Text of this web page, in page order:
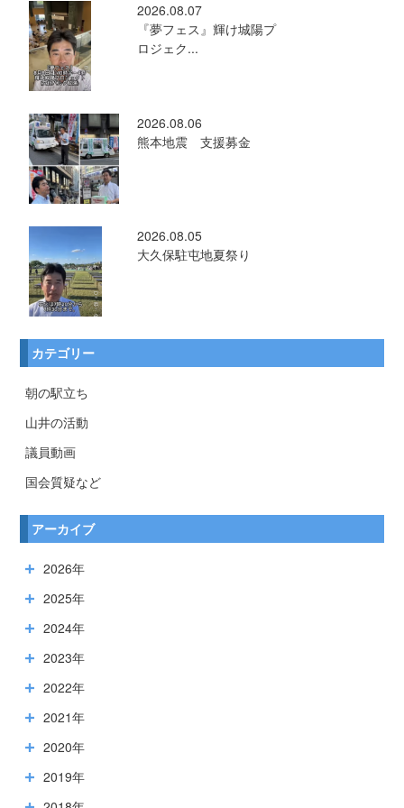
2026.08.07
『夢フェス』輝け城陽プ
ロジェク...
2026.08.06
熊本地震 支援募金
2026.08.05
大久保駐屯地夏祭り
カテゴリー
朝の駅立ち
山井の活動
議員動画
国会質疑など
アーカイブ
2026年
2025年
2024年
2023年
2022年
2021年
2020年
2019年